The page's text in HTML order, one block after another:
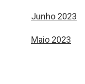
Junho 2023
Maio 2023